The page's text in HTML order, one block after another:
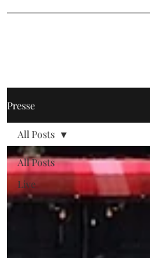
Presse
All Posts
Live
All Posts